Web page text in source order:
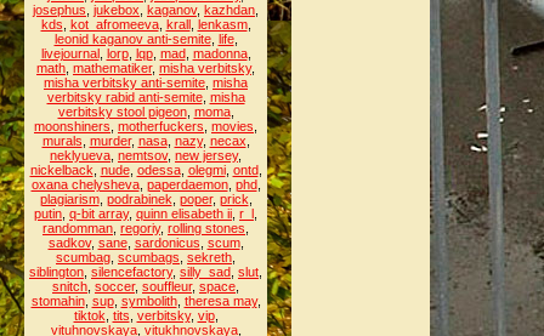
josephus jukebox kaganov, kazhdan
kds kot_afromeeva, krall, lenkasm,
leonid kaganov anti-semite, life,
livejournal, lorp, lqp, mad, madonna,
math mathematiker, misha verbitsky,
misha verbitsky anti-semite misha
verbitsky rabid anti-semite, misha
verbitsky stool pigeon, moma,
moonshiners motherfuckers movies
murals murder, nasa, nazy, necax
neklyueva nemtsov, new jersey,
nickelback nude, odessa, olegmi, ontd,
oxana chelysheva, paperdaemon, phd,
plagiarism, podrabinek poper, prick
putin q-bit array, quinn elisabeth ii r_l
randomman regoriy, rolling stones
sadkov, sane, sardonicus scum,
scumbag scumbags sekreth
siblington silencefactory, silly_sad slut
snitch soccer, souffleur, space
stomahin, sup, symbolith, theresa may,
tiktok tits verbitsky, vip,
vituhnovskaya, vitukhnovskaya,